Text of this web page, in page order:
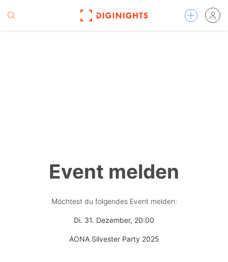
Event melden
Möchtest du folgendes Event melden:
Di. 31. Dezember, 20:00
AONA Silvester Party 2025